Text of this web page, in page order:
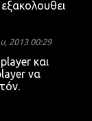
2013 00:29
και
να